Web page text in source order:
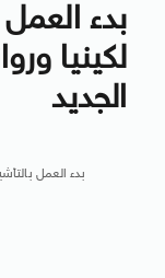
بدء العمل
لكينيا
الجديد